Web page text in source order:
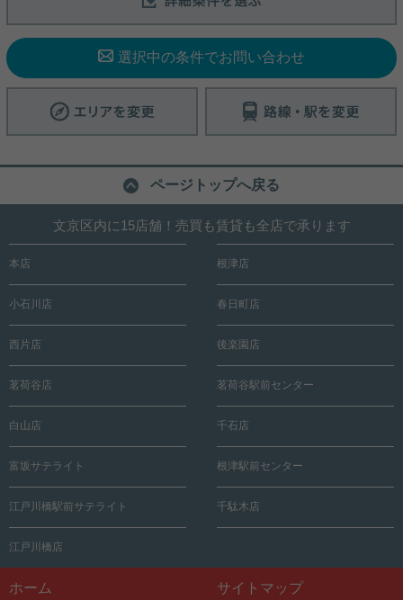
選択中の条件でお問い合わせ
ページトップへ戻る
文京区内に15店舗！売買も賃貸も全店で承ります
本店 根津店
小石川店 春日町店
西片店 後楽園店
茗荷谷店 茗荷谷駅前センター
白山店 千石店
富坂サテライト 根津駅前センター
江戸川橋駅前サテライト 千駄木店
江戸川橋店
ホーム サイトマップ